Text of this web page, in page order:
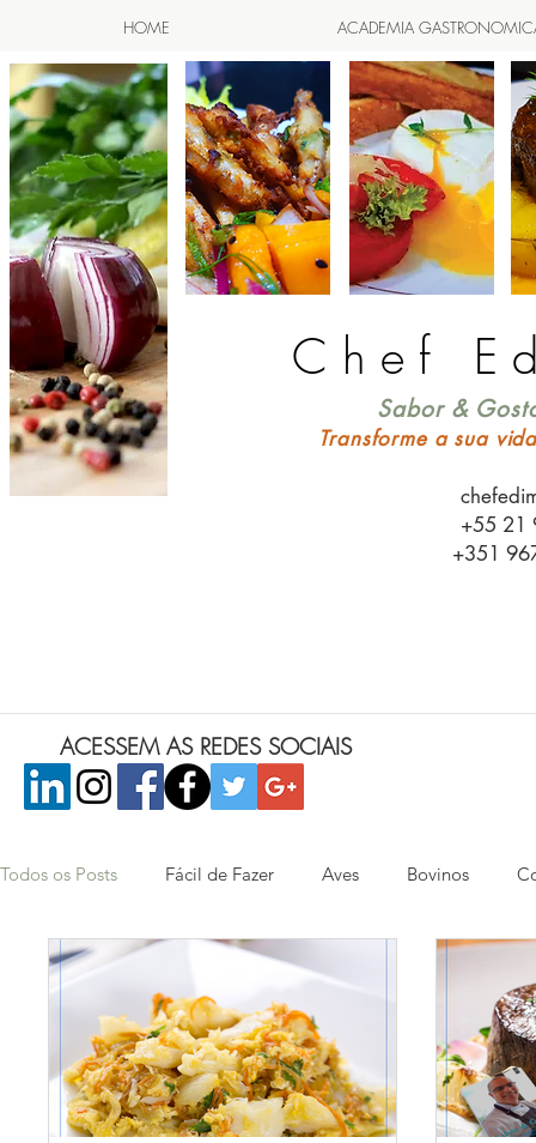
HOME ACADEMIA
Sabor &
Transforme a sua
+55 21
+351
Chef
ACESSEM AS REDES SOCIAIS
Todos os Posts Fácil de Fazer Aves Bovinos
Saladas Peixes e Frutos do Mar